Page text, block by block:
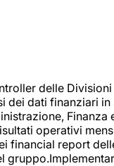
delle
dati finanziari
operativi
financial report